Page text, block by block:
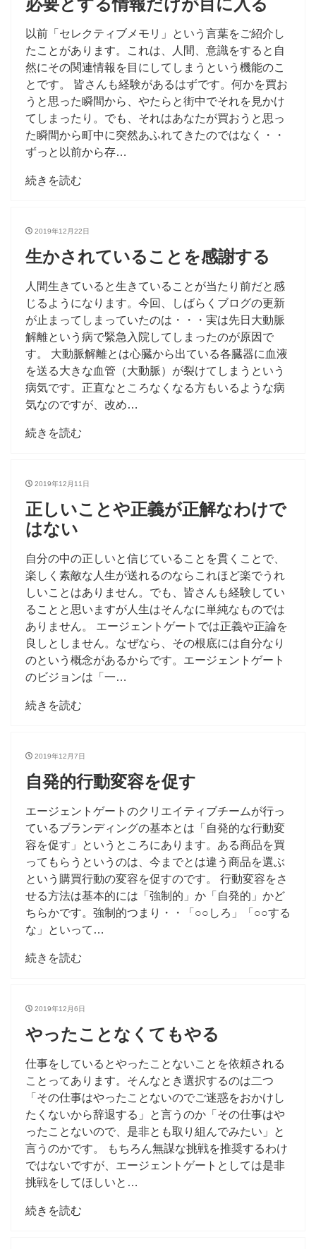
必要とする情報だけが目に入る
以前「セレクティブメモリ」という言葉をご紹介し
たことがあります。これは、人間、意識をすると自
然にその関連情報を目にしてしまうという機能のこ
とです。 皆さんも経験があるはずです。何かを買お
うと思った瞬間から、やたらと街中でそれを見かけ
てしまったり。でも、それはあなたが買おうと思っ
た瞬間から町中に突然あふれてきたのではなく・・
ずっと以前から存…
続きを読む
2019年12月22日
生かされていることを感謝する
人間生きていると生きていることが当たり前だと感
じるようになります。今回、しばらくブログの更新
が止まってしまっていたのは・・・実は先日大動脈
解離という病で緊急入院してしまったのが原因で
す。 大動脈解離とは心臓から出ている各臓器に血液
を送る大きな血管（大動脈）が裂けてしまうという
病気です。正直なところなくなる方もいるような病
気なのですが、改め…
続きを読む
2019年12月11日
正しいことや正義が正解なわけで
はない
自分の中の正しいと信じていることを貫くことで、
楽しく素敵な人生が送れるのならこれほど楽でうれ
しいことはありません。でも、皆さんも経験してい
ることと思いますが人生はそんなに単純なものでは
ありません。 エージェントゲートでは正義や正論を
良しとしません。なぜなら、その根底には自分なり
のという概念があるからです。エージェントゲート
のビジョンは「一…
続きを読む
2019年12月7日
自発的行動変容を促す
エージェントゲートのクリエイティブチームが行っ
ているブランディングの基本とは「自発的な行動変
容を促す」というところにあります。ある商品を買
ってもらうというのは、今までとは違う商品を選ぶ
という購買行動の変容を促すのです。 行動変容をさ
せる方法は基本的には「強制的」か「自発的」かど
ちらかです。強制的つまり・・「○○しろ」「○○する
な」といって…
続きを読む
2019年12月6日
やったことなくてもやる
仕事をしているとやったことないことを依頼される
ことってあります。そんなとき選択するのは二つ
「その仕事はやったことないのでご迷惑をおかけし
たくないから辞退する」と言うのか「その仕事はや
ったことないので、是非とも取り組んでみたい」と
言うのかです。 もちろん無謀な挑戦を推奨するわけ
ではないですが、エージェントゲートとしては是非
挑戦をしてほしいと…
続きを読む